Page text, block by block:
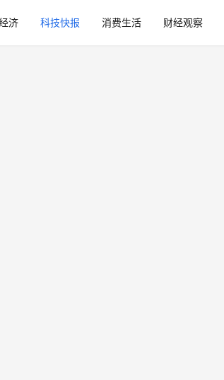
济 科技快报 消费生活 财经观察